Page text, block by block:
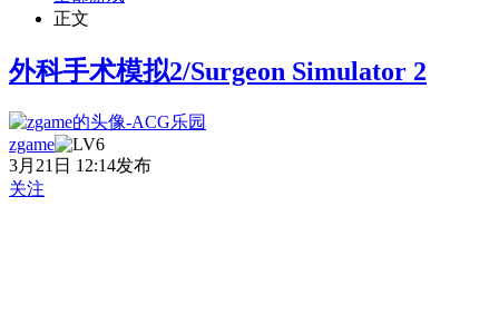
正文
外科手术模拟2/Surgeon Simulator 2
zgame
3月21日 12:14发布
关注